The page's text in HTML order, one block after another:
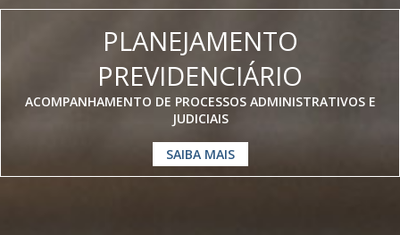
PLANEJAMENTO
PREVIDENCIÁRIO
ACOMPANHAMENTO DE PROCESSOS ADMINISTRATIVOS E
JUDICIAIS
SAIBA MAIS